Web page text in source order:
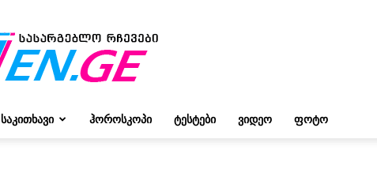
ვივიენისგან
ᲡᲐᲙᲘᲗᲮᲐᲕᲘ ᲰᲝᲠᲝᲡᲙᲝᲞᲘ ᲢᲔᲡᲢᲔᲑᲘ ᲕᲘᲓᲔᲝ ᲤᲝᲢᲝ